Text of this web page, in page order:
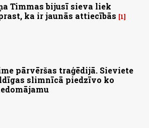
Timmas bijusī sieva liek
ka ir jaunās attiecībās
1
pārvēršas traģēdijā. Sieviete
slimnīcā piedzīvo ko